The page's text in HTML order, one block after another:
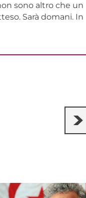
sono altro che un
Sarà domani. In